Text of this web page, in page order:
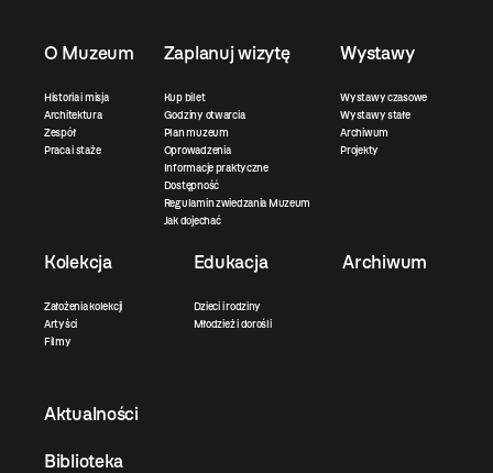
O Muzeum
Historia i misja
Architektura
Zespół
Praca i staże
Zaplanuj wizytę
Kup bilet
Godziny otwarcia
Plan muzeum
Oprowadzenia
Informacje praktyczne
Dostępność
Regulamin zwiedzania Muzeum
Jak dojechać
Wystawy
Wystawy czasowe
Wystawy stałe
Archiwum
Projekty
Kolekcja
Założenia kolekcji
Artyści
Filmy
Edukacja
Dzieci i rodziny
Młodzież i dorośli
Archiwum
Aktualności
Biblioteka